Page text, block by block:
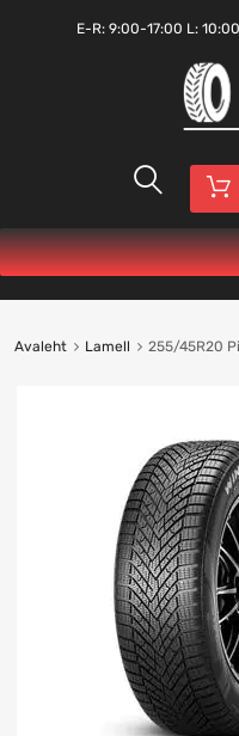
E-R: 9:00-17:00 L:
Avaleht Lamell 255/45R20